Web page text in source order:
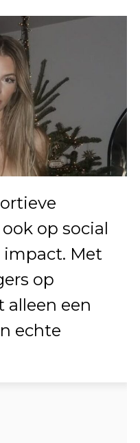
op social
impact. Met
op
alleen een
echte